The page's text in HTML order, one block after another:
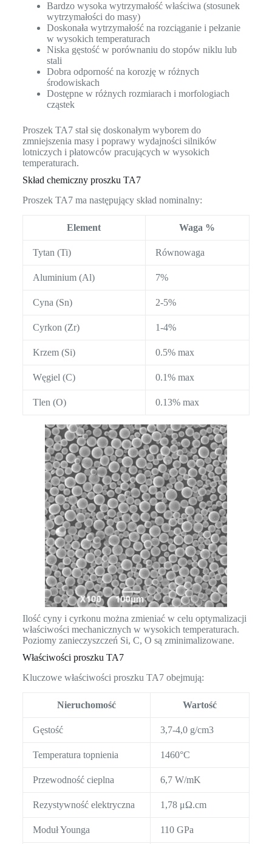
Bardzo wysoka wytrzymałość właściwa (stosunek
wytrzymałości do masy)
Doskonała wytrzymałość na rozciąganie i pełzanie
w wysokich temperaturach
Niska gęstość w porównaniu do stopów niklu lub
stali
Dobra odporność na korozję w różnych
środowiskach
Dostępne w różnych rozmiarach i morfologiach
cząstek
Proszek TA7 stał się doskonałym wyborem do
zmniejszenia masy i poprawy wydajności silników
lotniczych i płatowców pracujących w wysokich
temperaturach.
Skład chemiczny proszku TA7
Proszek TA7 ma następujący skład nominalny:
Element Waga %
Tytan (Ti) Równowaga
Aluminium (Al) 7%
Cyna (Sn) 2-5%
Cyrkon (Zr) 1-4%
Krzem (Si) 0.5% max
Węgiel (C) 0.1% max
Tlen (O) 0.13% max
Ilość cyny i cyrkonu można zmieniać w celu optymalizacji
właściwości mechanicznych w wysokich temperaturach.
Poziomy zanieczyszczeń Si, C, O są zminimalizowane.
Właściwości proszku TA7
Kluczowe właściwości proszku TA7 obejmują:
Nieruchomość Wartość
Gęstość 3,7-4,0 g/cm3
Temperatura topnienia 1460°C
Przewodność cieplna 6,7 W/mK
Rezystywność elektryczna 1,78 μΩ.cm
Moduł Younga 110 GPa